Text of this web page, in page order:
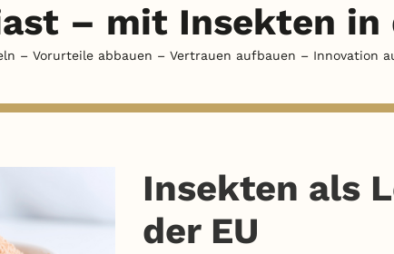
– mit Insekten in
– Vorurteile abbauen – Vertrauen aufbauen – Innovation
Insekten als
der EU